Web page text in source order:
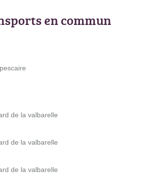
en commun
de la valbarelle
de la valbarelle
de la valbarelle